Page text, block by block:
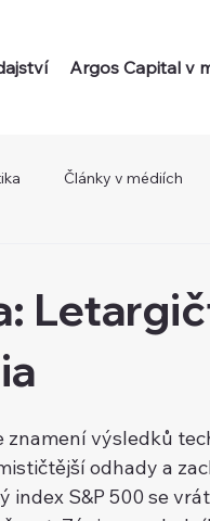
Argos Capital v
Články v médiích
výsledků
odhady a
index S&P 500 se